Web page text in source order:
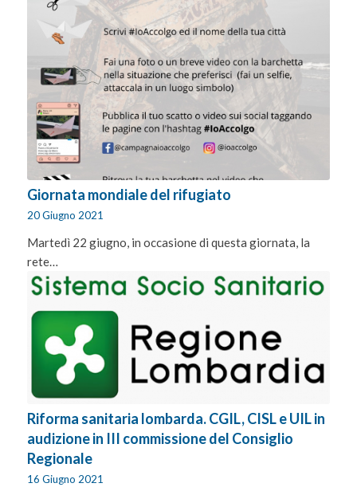
Giornata mondiale del rifugiato
20 Giugno 2021
Martedì 22 giugno, in occasione di questa giornata, la
rete…
Riforma sanitaria lombarda. CGIL, CISL e UIL in
audizione in III commissione del Consiglio
Regionale
16 Giugno 2021